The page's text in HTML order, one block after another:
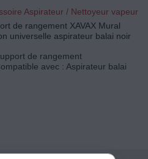
Aspirateur / Nettoyeur vapeur
de rangement XAVAX Mural
universelle aspirateur balai noir
de rangement
avec : Aspirateur balai